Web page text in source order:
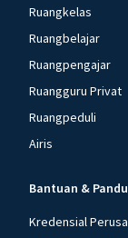
Ruangkelas
Ruangbelajar
Ruangpengajar
Ruangguru Privat
Ruangpeduli
Airis
Bantuan &
Kredensial